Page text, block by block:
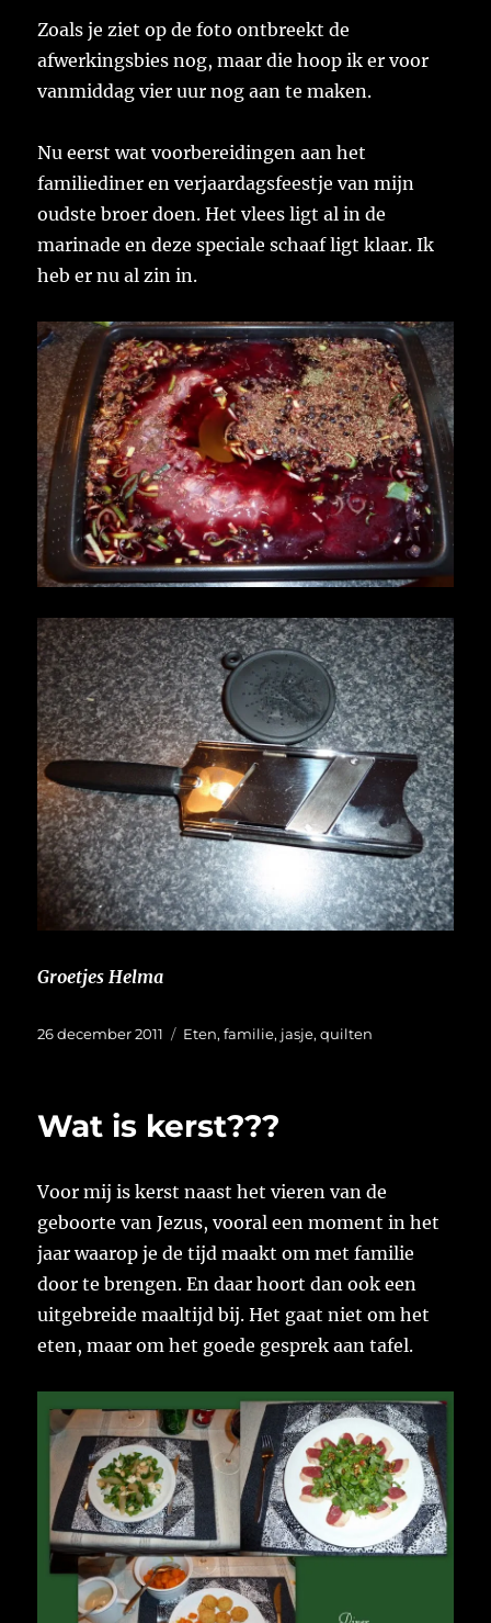
Zoals je ziet op de foto ontbreekt de
afwerkingsbies nog, maar die hoop ik er voor
vanmiddag vier uur nog aan te maken.
Nu eerst wat voorbereidingen aan het
familiediner en verjaardagsfeestje van mijn
oudste broer doen. Het vlees ligt al in de
marinade en deze speciale schaaf ligt klaar. Ik
heb er nu al zin in.
Groetjes Helma
Geplaatst
26 december 2011 Categorieën
Eten,familie, jasje,quilten
Wat is kerst???
Voor mij is kerst naast het vieren van de
geboorte van Jezus, vooral een moment in het
jaar waarop je de tijd maakt om met familie
door te brengen. En daar hoort dan ook een
uitgebreide maaltijd bij. Het gaat niet om het
eten, maar om het goede gesprek aan tafel.